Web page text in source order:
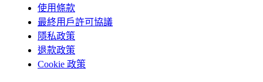
使用條款
最終用戶許可協議
隱私政策
退款政策
Cookie 政策